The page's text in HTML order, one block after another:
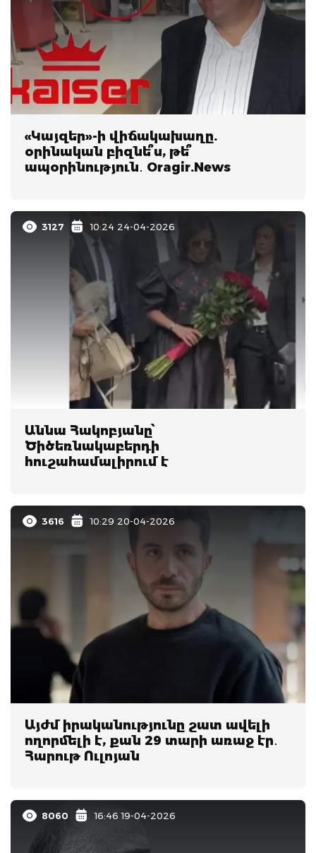
«Կայզեր»-ի վիճակախաղը.
օրինական բիզնե՞ս, թե՞
ապօրինություն․ Oragir.News
3127 10:24 24-04-2026
Աննա Հակոբյանը՝
Ծիծեռնակաբերդի
հուշահամալիրում է
3616 10:29 20-04-2026
Այժմ իրականությունը շատ ավելի
ողորմելի է, քան 29 տարի առաջ էր․
Հարութ Ուլոյան
8060 16:46 19-04-2026